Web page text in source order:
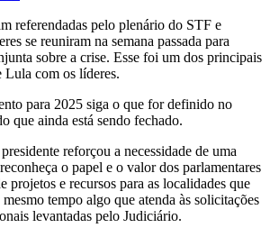
referendadas pelo plenário do STF e
se reuniram na semana passada para
sobre a crise. Esse foi um dos principais
Lula com os líderes.
para 2025 siga o que for definido no
que ainda está sendo fechado.
reforçou a necessidade de uma
o papel e o valor dos parlamentares
projetos e recursos para as localidades que
tempo algo que atenda às solicitações
levantadas pelo Judiciário.